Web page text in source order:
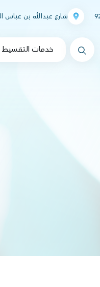
شارع عبدالله بن عباس
messages.Searchخدمات التقسيط